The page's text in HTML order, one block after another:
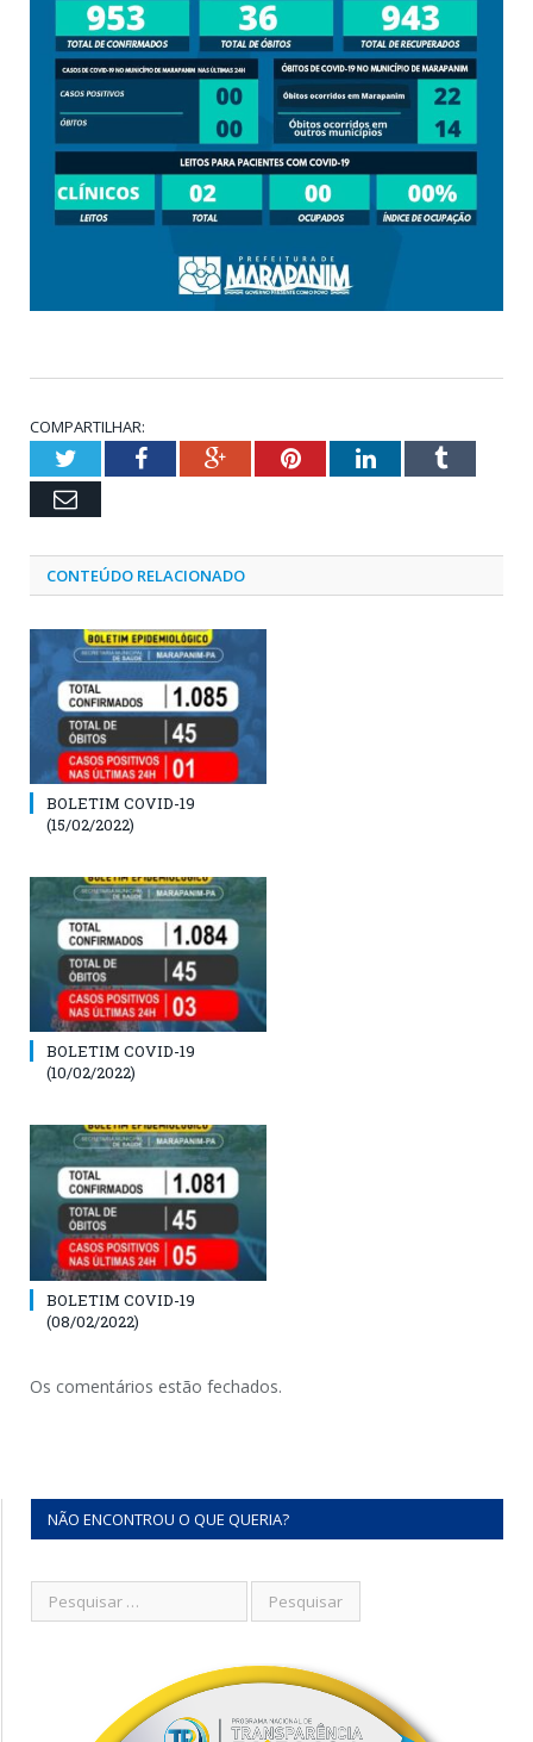
COMPARTILHAR:
TwitterFacebookGoogle+PinterestLinkedInTumblr
Email
CONTEÚDO RELACIONADO
BOLETIM COVID-19
(15/02/2022)
BOLETIM COVID-19
(10/02/2022)
BOLETIM COVID-19
(08/02/2022)
Os comentários estão fechados.
NÃO ENCONTROU O QUE QUERIA?